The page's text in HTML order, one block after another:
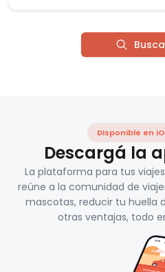
Disponible en
Descargá la
La plataforma para tus
reúne a la comunidad de
mascotas, reducir tu huella
otras ventajas, todo